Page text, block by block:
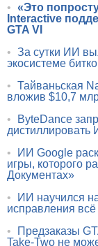
• «Это
Interactive
GTA VI
• За сутки ИИ
экосистеме
• Тайваньская
вложив $10,7
•
ByteDance
дистиллировать
•
ИИ Google
игры, которого
Документах»
•
ИИ научился
исправления
•
Предзаказы
Take-Two не